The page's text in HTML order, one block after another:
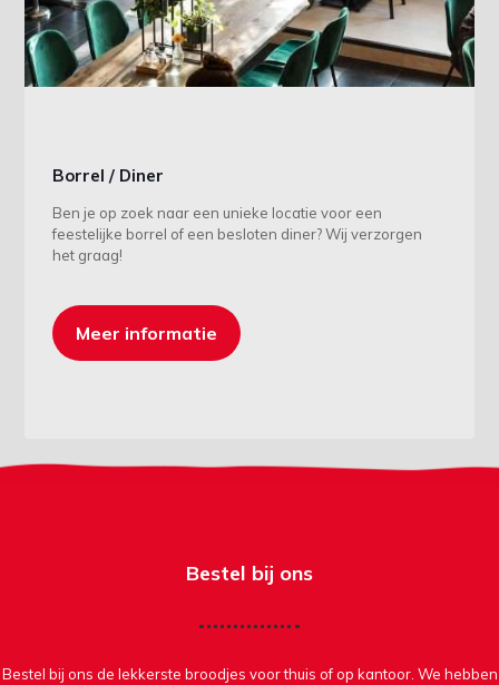
Borrel / Diner
Ben je op zoek naar een unieke locatie voor een
feestelijke borrel of een besloten diner? Wij verzorgen
het graag!
Meer informatie
Bestel bij ons
Bestel bij ons de lekkerste broodjes voor thuis of op kantoor. We hebben